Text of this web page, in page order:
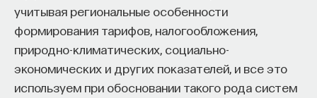
учитывая региональные особенности
формирования тарифов, налогообложения,
природно-климатических, социально-
экономических и других показателей, и все это
используем при обосновании такого рода систем